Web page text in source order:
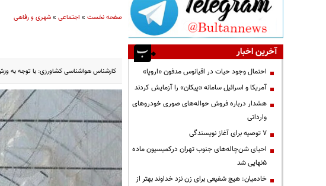
صفحه نخست» اجتماعی»شهری و رفاهی
کارشناس هواشناسی کشاورزی: با توجه به
آخرین اخبار
احتمال وجود حیات در اقیانوس مدفون «اروپا»
آمریکا و اسرائیل سامانه «پیکان» را آزمایش کردند
هشدار درباره فروش حواله‌های صوری خودروهای
وارداتی
۷ توصیه برای آغاز نویسندگی
احیای شن‌چاله‌های جنوب تهران درکمیسیون ماده
۵نهایی شد
خادمیان: هیچ شفیعی برای زن نزد خداوند بهتر از